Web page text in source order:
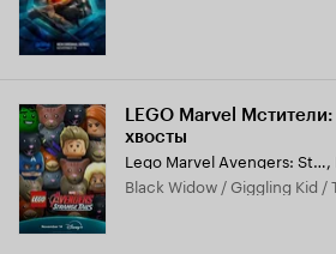
LEGO Marvel
хвосты
Lego Marvel Avengers: Strange Tails,
Black Widow / Giggling Kid /